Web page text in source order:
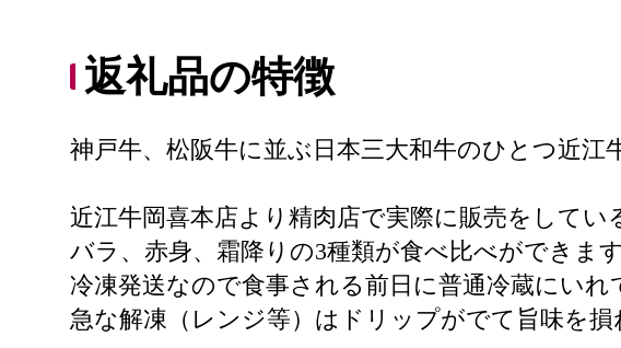
返礼品の特徴
神戸牛、松阪牛に並ぶ日本三大和牛のひとつ近江
近江牛岡喜本店より精肉店で実際に販売をしてい
バラ、赤身、霜降りの3種類が食べ比べができます
冷凍発送なので食事される前日に普通冷蔵にいれ
急な解凍（レンジ等）はドリップがでて旨味を